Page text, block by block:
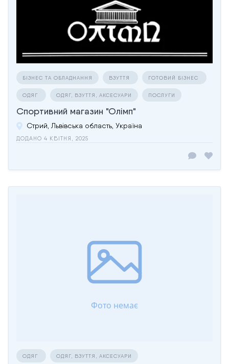
БІЗНЕС ТА ОБЛАДНАННЯ ВЗУТТЯ ГОТОВИЙ БІЗНЕС
ОДЯГ ОДЯГ, ВЗУТТЯ, АКСЕСУАРИ ПОСЛУГИ
Спортивний магазин "Олімп"
Стрий, Львівська область, Україна
ДОДАНО 4 КВІТНЯ, 2025
ОДЯГ ОДЯГ, ВЗУТТЯ, АКСЕСУАРИ